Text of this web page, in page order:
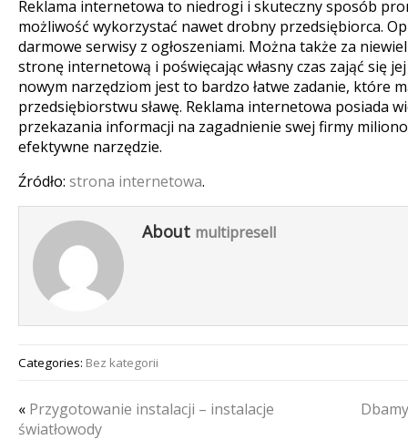
Reklama internetowa to niedrogi i skuteczny sposób
możliwość wykorzystać nawet drobny przedsiębiorca.
darmowe serwisy z ogłoszeniami. Można także za
stronę internetową i poświęcając własny czas zająć się
nowym narzędziom jest to bardzo łatwe zadanie, które
przedsiębiorstwu sławę. Reklama internetowa posiada
przekazania informacji na zagadnienie swej firmy
efektywne narzędzie.
Źródło: strona internetowa.
About multipresell
Categories: Bez kategorii
« Przygotowanie instalacji – instalacje
światłowody